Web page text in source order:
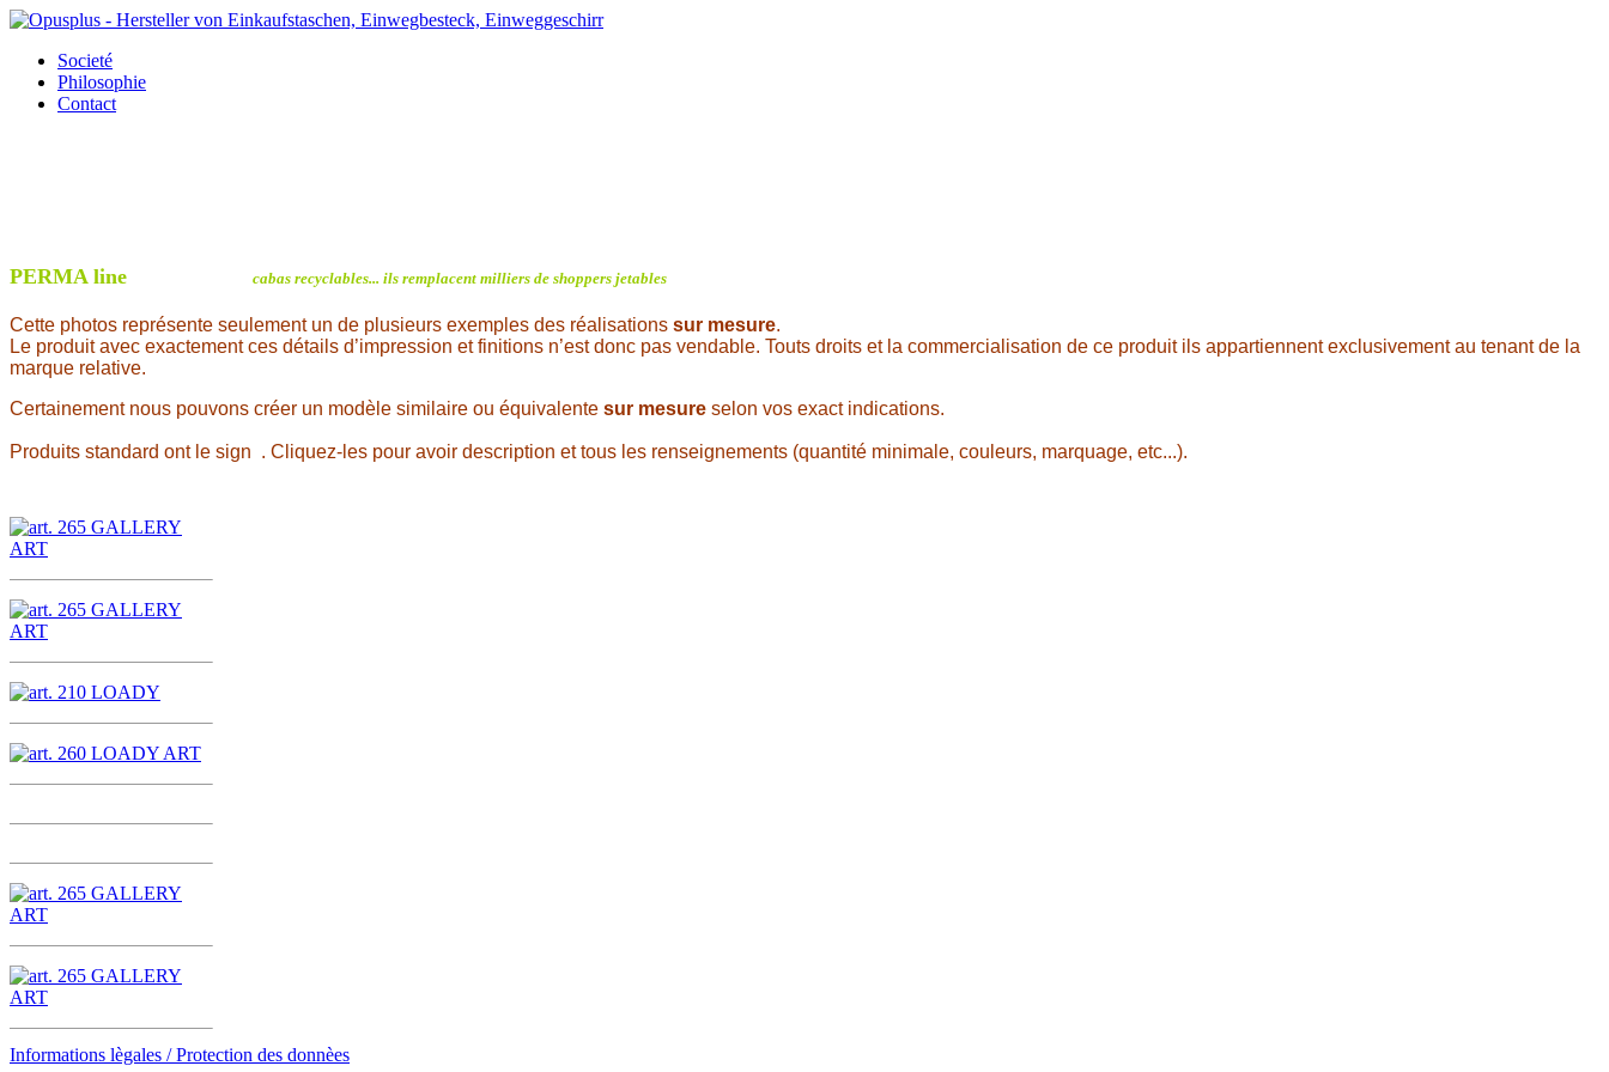
Societé
Philosophie
Contact
PERMA line cabas recyclables... ils remplacent milliers de shoppers jetables
Cette photos représente seulement un de plusieurs exemples des réalisations sur mesure.
Le produit avec exactement ces détails d’impression et finitions n’est donc pas vendable. Touts droits et la commercialisation de ce produit ils appartiennent exclusivement au tenant de la
marque relative.
Certainement nous pouvons créer un modèle similaire ou équivalente sur mesure selon vos exact indications.
Produits standard ont le sign . Cliquez-les pour avoir description et tous les renseignements (quantité minimale, couleurs, marquage, etc...).
Informations lègales / Protection des donnèes